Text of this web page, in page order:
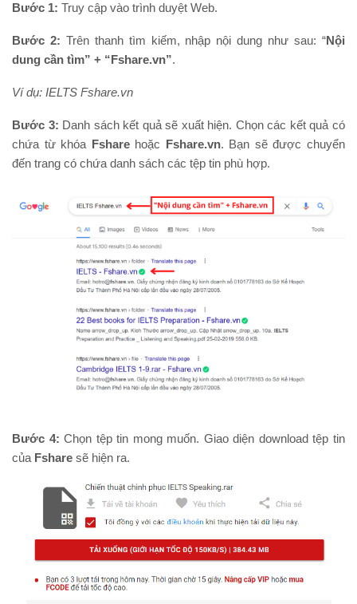
Bước 1: Truy cập vào trình duyệt Web.
Bước 2: Trên thanh tìm kiếm, nhập nội dung như sau: “Nội
dung cần tìm” + “Fshare.vn”.
Ví dụ: IELTS Fshare.vn
Bước 3: Danh sách kết quả sẽ xuất hiện. Chọn các kết quả có
chứa từ khóa Fsharehoặc Fshare.vn. Bạn sẽ được chuyển
đến trang có chứa danh sách các tệp tin phù hợp.
Bước 4: Chọn tệp tin mong muốn. Giao diện download tệp tin
của Fshare sẽ hiện ra.